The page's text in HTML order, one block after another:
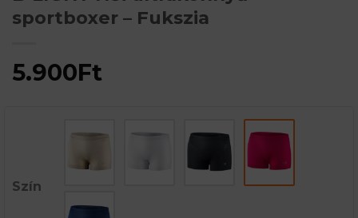
sportboxer – Fukszia
5.900Ft
Szín